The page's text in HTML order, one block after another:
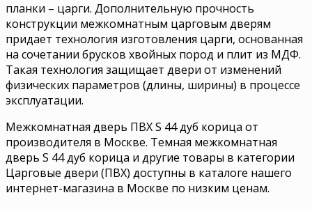
планки – царги. Дополнительную прочность
конструкции межкомнатным царговым дверям
придает технология изготовления царги, основанная
на сочетании брусков хвойных пород и плит из МДФ.
Такая технология защищает двери от изменений
физических параметров (длины, ширины) в процессе
эксплуатации.
Межкомнатная дверь ПВХ S 44 дуб корица от
производителя в Москве. Темная межкомнатная
дверь S 44 дуб корица и другие товары в категории
Царговые двери (ПВХ) доступны в каталоге нашего
интернет-магазина в Москве по низким ценам.